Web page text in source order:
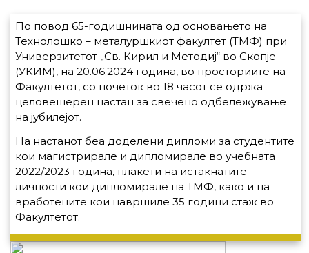
По повод 65-годишнината од основањето на
Технолошко – металуршкиот факултет (ТМФ) при
Универзитетот „Св. Кирил и Методиј“ во Скопје
(УКИМ), на 20.06.2024 година, во просториите на
Факултетот, со почеток во 18 часот се одржа
целовешерен настан за свечено одбележување
на јубилејот.
На настанот беа доделени дипломи за студентите
кои магистрирале и дипломирале во учебната
2022/2023 година, плакети на истакнатите
личности кои дипломирале на ТМФ, како и на
вработените кои навршиле 35 години стаж во
Факултетот.
Во 20 часот во Аулата на ТМФ, се одржа модна